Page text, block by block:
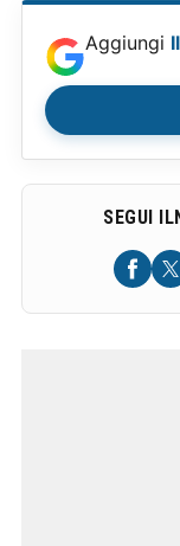
Aggiungi
SEGUI